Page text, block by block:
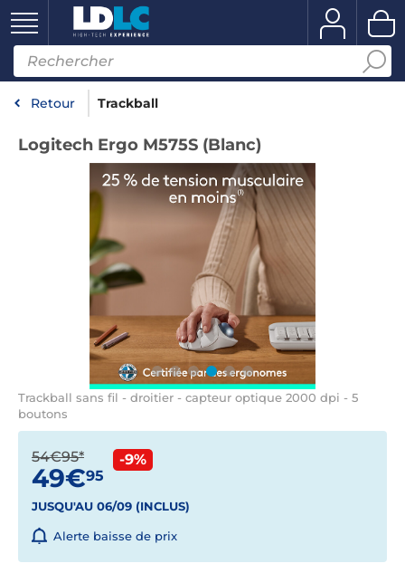
Retour Trackball
Logitech Ergo M575S (Blanc)
Trackball sans fil - droitier - capteur optique 2000 dpi - 5
boutons
54€95*
49€95
-9%
JUSQU'AU 06/09 (INCLUS)
Alerte baisse de prix